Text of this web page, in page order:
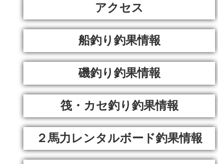
アクセス
船釣り釣果情報
磯釣り釣果情報
筏・カセ釣り釣果情報
２馬力レンタルボード釣果情報